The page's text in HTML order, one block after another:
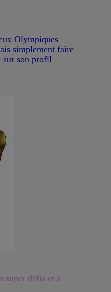
Olympiques
simplement faire
sur son profil
super défis et à